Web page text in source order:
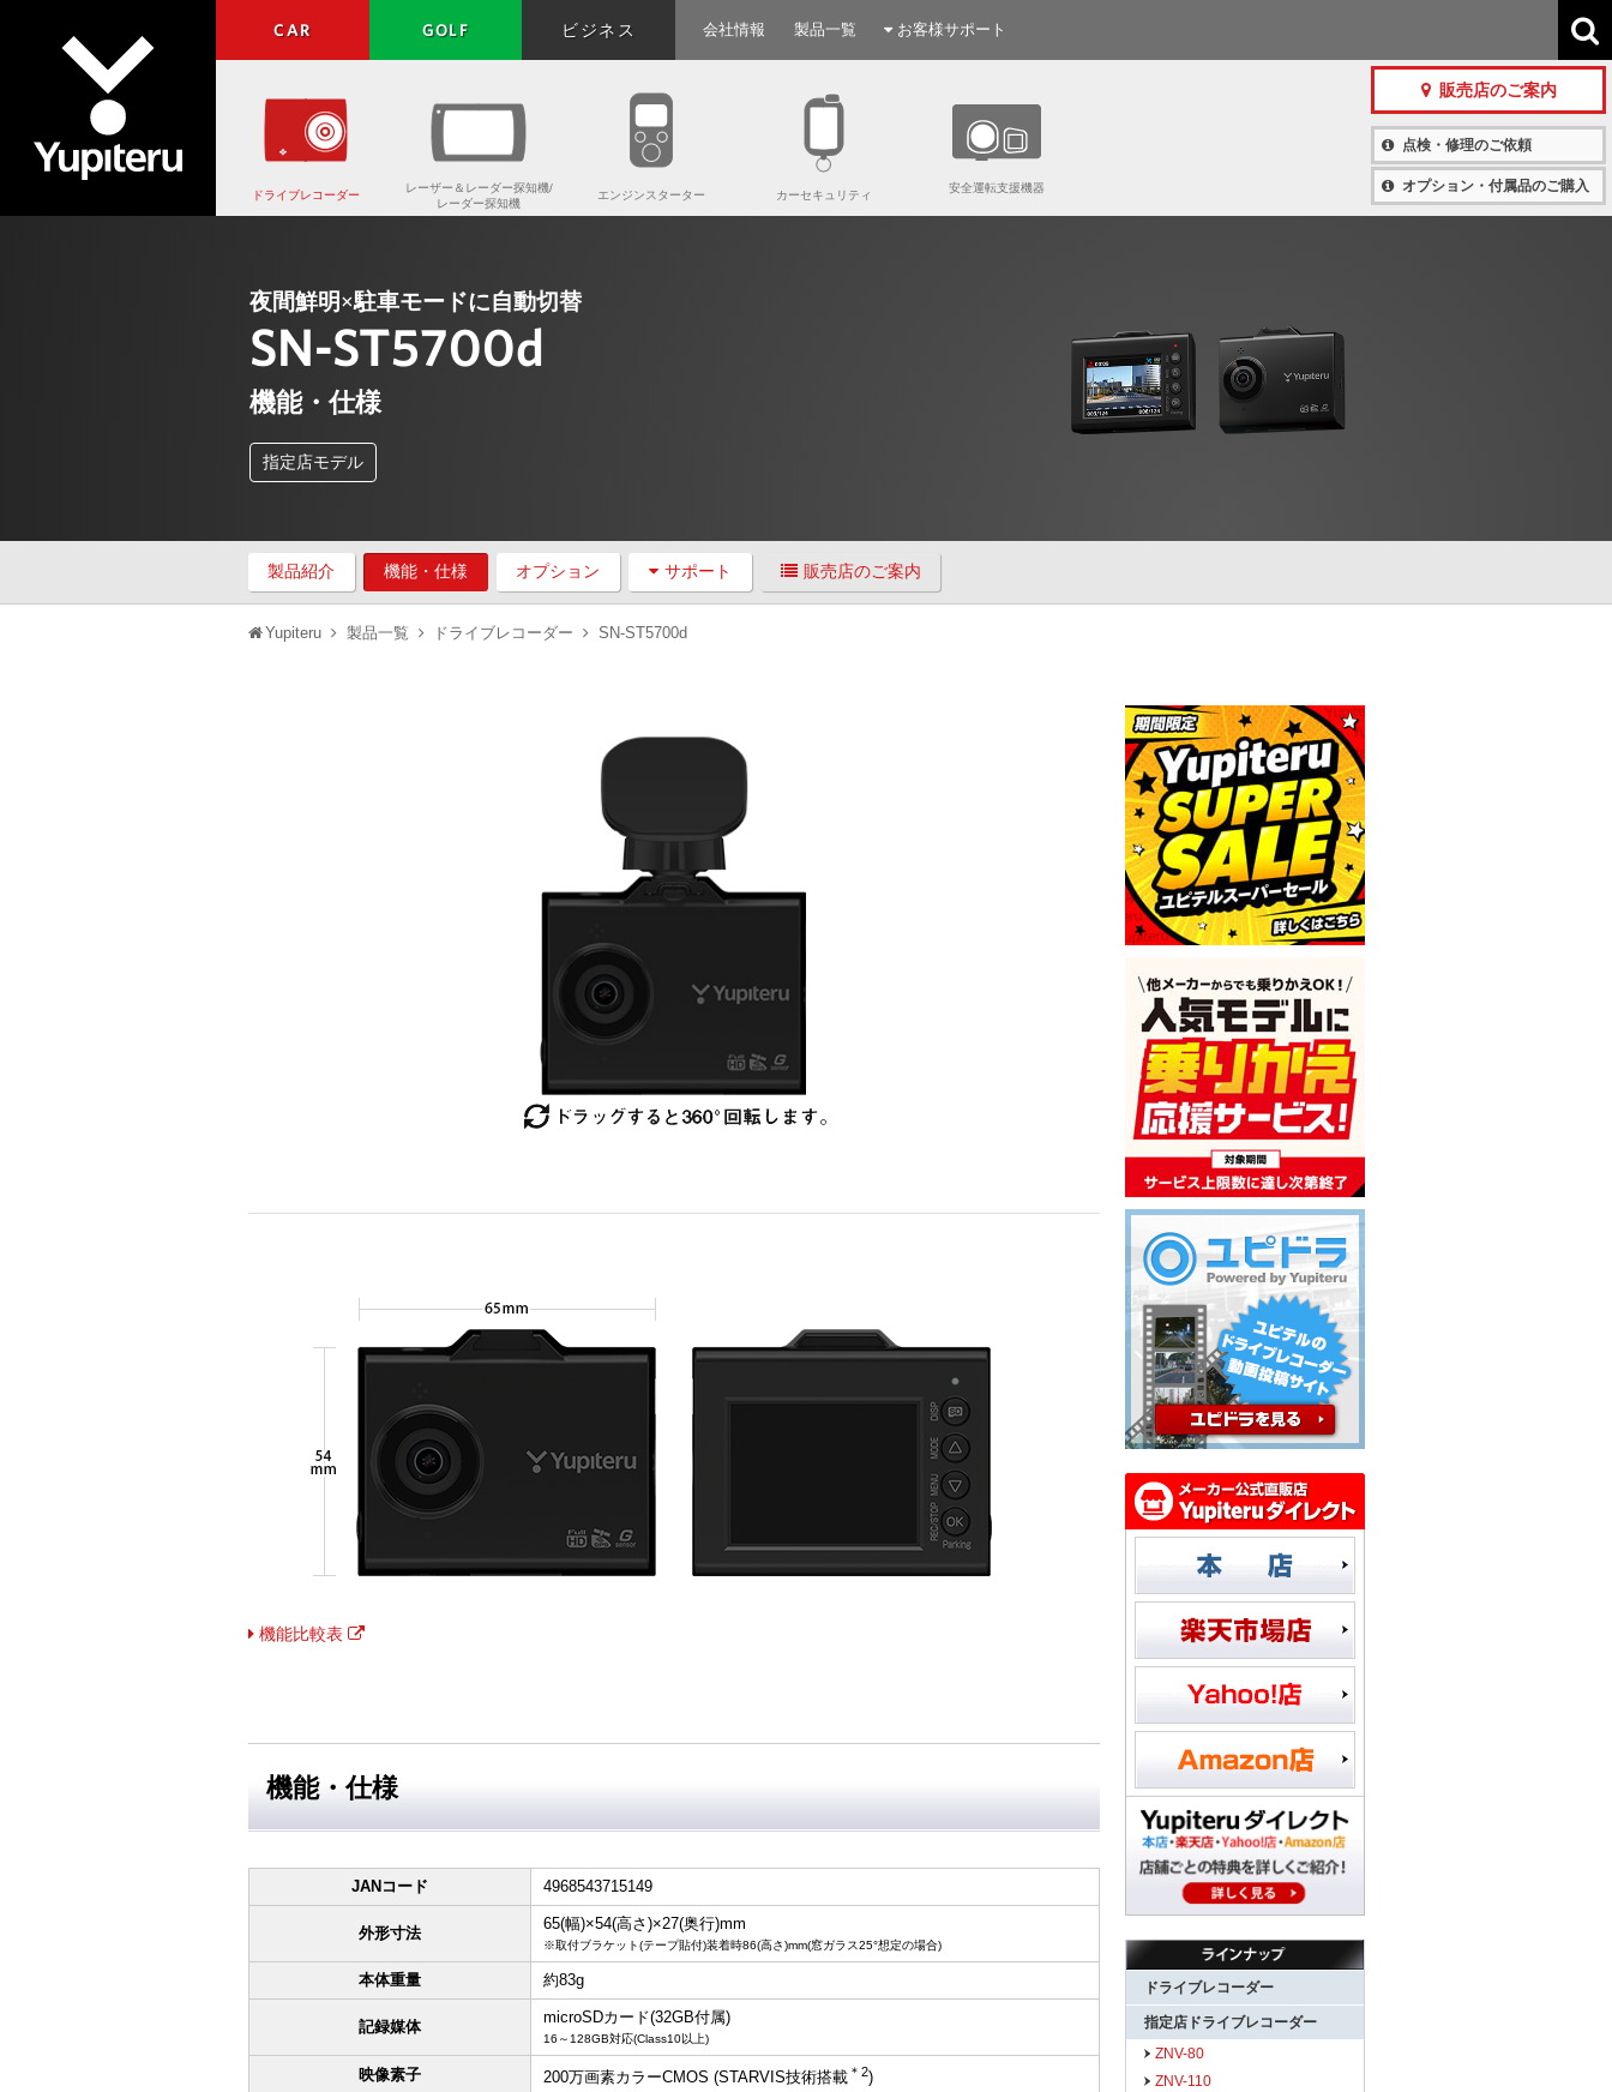
CAR GOLF ビジネス 会社情報 製品一覧 お客様サポート
販売店のご案内
点検・修理のご依頼
オプション・付属品のご購入
ドライブレコーダー
レーザー＆レーダー探知機/
レーダー探知機
エンジンスターター カーセキュリティ
安全運転支援機器
夜間鮮明×駐車モードに自動切替
SN-ST5700d
機能・仕様
指定店モデル
製品紹介 機能・仕様 オプション サポート 販売店のご案内
Yupiteru 製品一覧 ドライブレコーダー SN-ST5700d
機能比較表
機能・仕様
JANコード 4968543715149
外形寸法
65(幅)×54(高さ)×27(奥行)mm
※取付ブラケット(テープ貼付)装着時86(高さ)mm(窓ガラス25°想定の場合)
本体重量 約83g
記録媒体
microSDカード(32GB付属)
16～128GB対応(Class10以上)
映像素子 200万画素カラーCMOS (STARVIS技術搭載＊2)
ドライブレコーダー
指定店ドライブレコーダー
ZNV-80
ZNV-110